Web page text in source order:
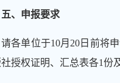
五、申报要求
请各单位于10月 20 日前将
授权证明、汇总表各1份